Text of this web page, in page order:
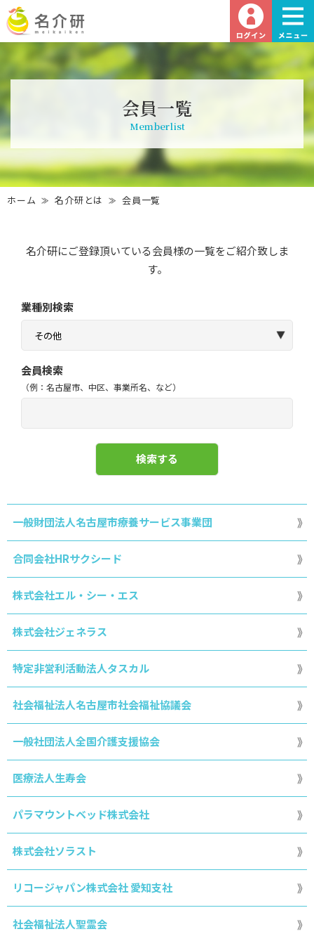
会員一覧
Memberlist
ホーム 名介研とは 会員一覧
名介研にご登録頂いている会員様の一覧をご紹介致しま
す。
業種別検索
会員検索
（例：名古屋市、中区、事業所名、など）
一般財団法人名古屋市療養サービス事業団
合同会社HRサクシード
株式会社エル・シー・エス
株式会社ジェネラス
特定非営利活動法人タスカル
社会福祉法人名古屋市社会福祉協議会
一般社団法人全国介護支援協会
医療法人生寿会
パラマウントベッド株式会社
株式会社ソラスト
リコージャパン株式会社 愛知支社
社会福祉法人聖霊会